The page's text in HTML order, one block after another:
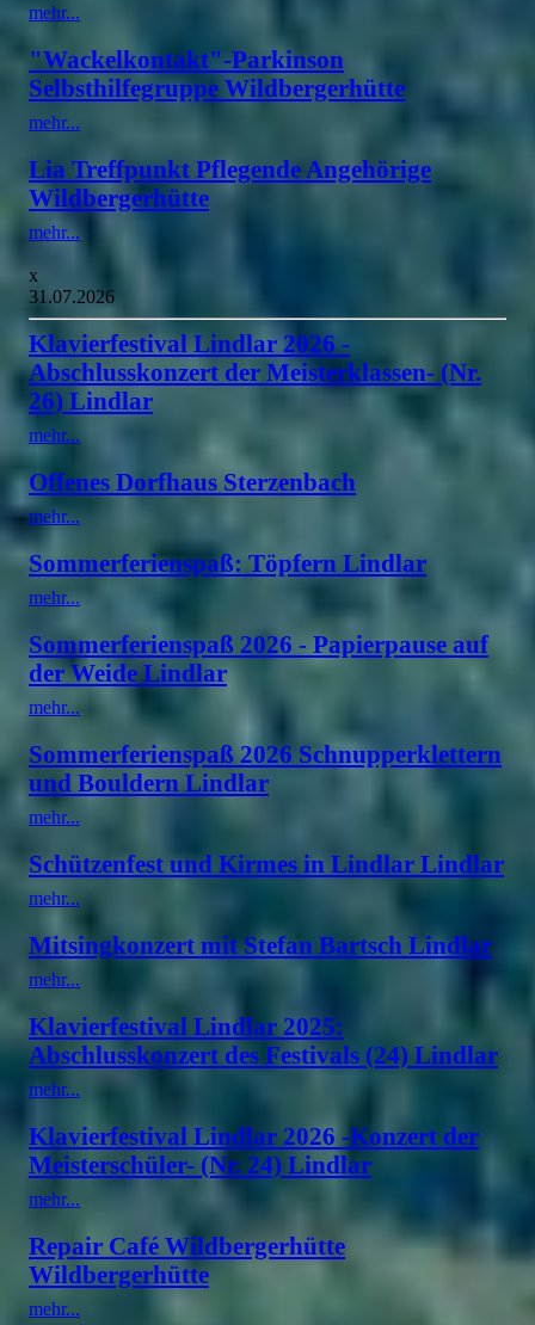
mehr...
"Wackelkontakt"-Parkinson
Selbsthilfegruppe Wildbergerhütte
mehr...
Lia Treffpunkt Pflegende Angehörige
Wildbergerhütte
mehr...
x
31.07.2026
Klavierfestival Lindlar 2026 -
Abschlusskonzert der Meisterklassen- (Nr.
26) Lindlar
mehr...
Offenes Dorfhaus Sterzenbach
mehr...
Sommerferienspaß: Töpfern Lindlar
mehr...
Sommerferienspaß 2026 - Papierpause auf
der Weide Lindlar
mehr...
Sommerferienspaß 2026 Schnupperklettern
und Bouldern Lindlar
mehr...
Schützenfest und Kirmes in Lindlar Lindlar
mehr...
Mitsingkonzert mit Stefan Bartsch Lindlar
mehr...
Klavierfestival Lindlar 2025:
Abschlusskonzert des Festivals (24) Lindlar
mehr...
Klavierfestival Lindlar 2026 -Konzert der
Meisterschüler- (Nr. 24) Lindlar
mehr...
Repair Café Wildbergerhütte
Wildbergerhütte
mehr...